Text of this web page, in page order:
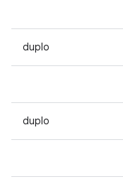
duplo
duplo